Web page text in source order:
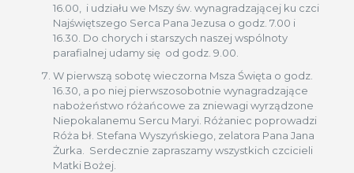
16.00, i udziału we Mszy św. wynagradzającej ku czci
Najświętszego Serca Pana Jezusa o godz. 7.00 i
16.30. Do chorych i starszych naszej wspólnoty
parafialnej udamy się od godz. 9.00.
W pierwszą sobotę wieczorna Msza Święta o godz.
16.30, a po niej pierwszosobotnie wynagradzające
nabożeństwo różańcowe za zniewagi wyrządzone
Niepokalanemu Sercu Maryi. Różaniec poprowadzi
Róża bł. Stefana Wyszyńskiego, zelatora Pana Jana
Żurka. Serdecznie zapraszamy wszystkich czcicieli
Matki Bożej.